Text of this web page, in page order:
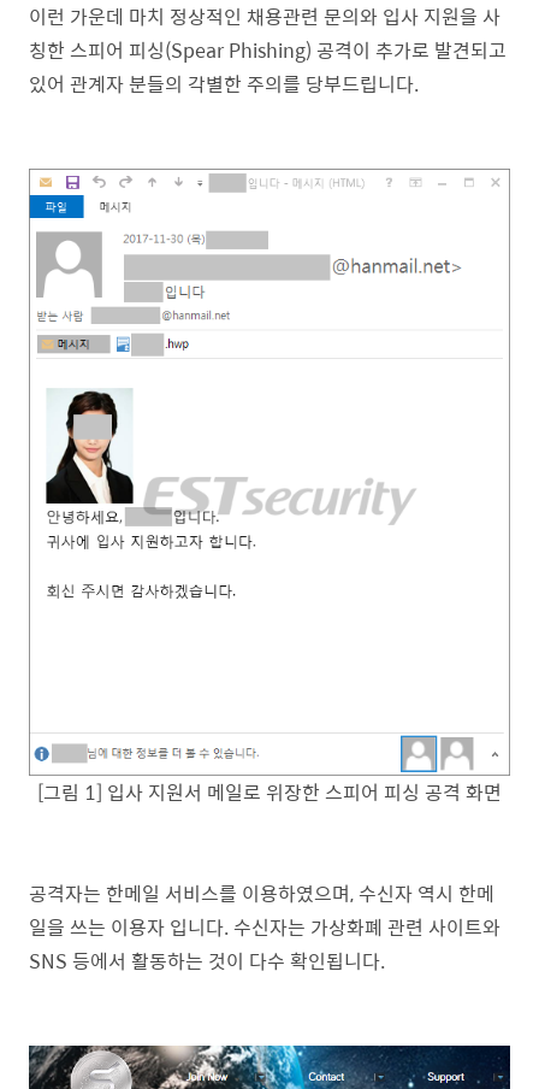
이런 가운데 마치 정상적인 채용관련 문의와 입사 지원을 사
칭한 스피어 피싱(Spear Phishing) 공격이 추가로 발견되고
있어 관계자 분들의 각별한 주의를 당부드립니다.
[그림 1] 입사 지원서 메일로 위장한 스피어 피싱 공격 화면
공격자는 한메일 서비스를 이용하였으며, 수신자 역시 한메
일을 쓰는 이용자 입니다. 수신자는 가상화폐 관련 사이트와
SNS 등에서 활동하는 것이 다수 확인됩니다.